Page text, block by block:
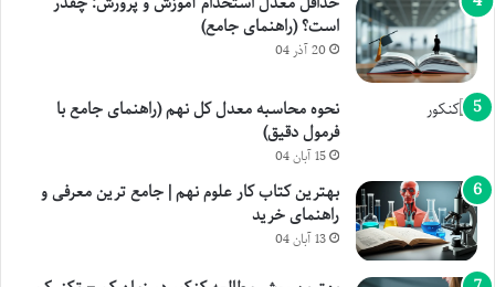
است؟ (راهنمای جامع)
20 آذر 04
نحوه محاسبه معدل کل نهم (راهنمای جامع با
فرمول دقیق)
15 آبان 04
بهترین کتاب کار علوم نهم | جامع ترین معرفی و
راهنمای خرید
13 آبان 04